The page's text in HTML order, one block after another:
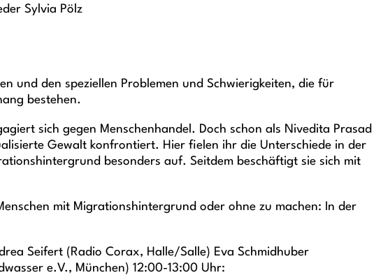
Sylvia Pölz
und den speziellen Problemen und Schwierigkeiten, die für
bestehen.
sich gegen Menschenhandel. Doch schon als Nivedita Prasad
Gewalt konfrontiert. Hier fielen ihr die Unterschiede in der
besonders auf. Seitdem beschäftigt sie sich mit
mit Migrationshintergrund oder ohne zu machen: In der
Seifert (Radio Corax, Halle/Salle) Eva Schmidhuber
e.V., München) 12:00-13:00 Uhr: